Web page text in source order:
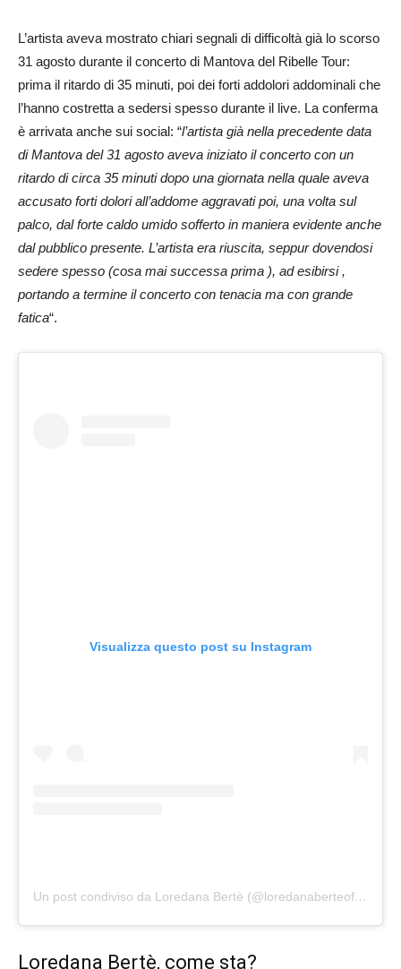
L’artista aveva mostrato chiari segnali di difficoltà già lo scorso
31 agosto durante il concerto di Mantova del Ribelle Tour:
prima il ritardo di 35 minuti, poi dei forti addolori addominali che
l’hanno costretta a sedersi spesso durante il live. La conferma
è arrivata anche sui social: “l’artista già nella precedente data
di Mantova del 31 agosto aveva iniziato il concerto con un
ritardo di circa 35 minuti dopo una giornata nella quale aveva
accusato forti dolori all’addome aggravati poi, una volta sul
palco, dal forte caldo umido sofferto in maniera evidente anche
dal pubblico presente. L’artista era riuscita, seppur dovendosi
sedere spesso (cosa mai successa prima ), ad esibirsi ,
portando a termine il concerto con tenacia ma con grande
fatica“.
Visualizza questo post su Instagram
Un post condiviso da Loredana Bertè (@loredanaberteofficial)
Loredana Bertè, come sta?